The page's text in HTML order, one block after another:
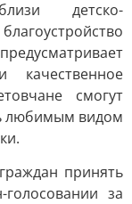
детско-
смогут
любимым видом
принять
за